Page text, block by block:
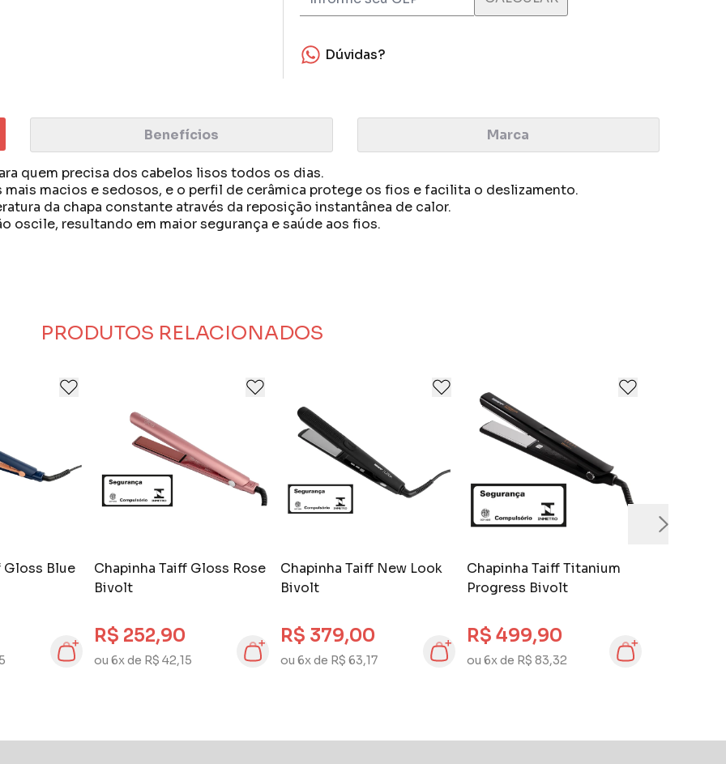
Dúvidas?
Benefícios Marca
quem precisa dos cabelos lisos todos os dias.
macios e sedosos, e o perfil de cerâmica protege os fios e facilita o deslizamento.
da chapa constante através da reposição instantânea de calor.
oscile, resultando em maior segurança e saúde aos fios.
PRODUTOS RELACIONADOS
Gloss Blue
Chapinha Taiff Gloss Rose
Bivolt
R$ 252,90
ou 6x de R$ 42,15
Chapinha Taiff New Look
Bivolt
R$ 379,00
ou 6x de R$ 63,17
Chapinha Taiff Titanium
Progress Bivolt
R$ 499,90
ou 6x de R$ 83,32